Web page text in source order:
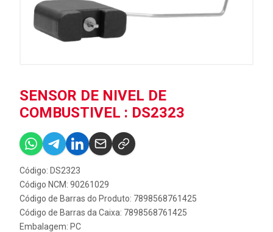
SENSOR DE NIVEL DE
COMBUSTIVEL : DS2323
Código: DS2323
Código NCM: 90261029
Código de Barras do Produto: 7898568761425
Código de Barras da Caixa: 7898568761425
Embalagem: PC